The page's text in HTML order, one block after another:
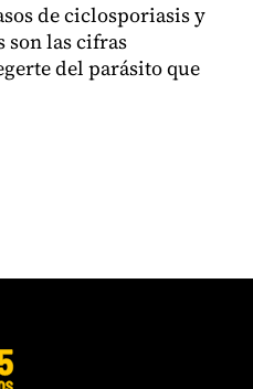
de ciclosporiasis y
son las cifras
del parásito que